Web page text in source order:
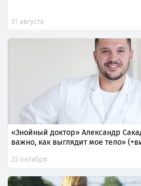
31 августа
«Знойный доктор» Александр
важно, как выглядит мое тело»
23 октября